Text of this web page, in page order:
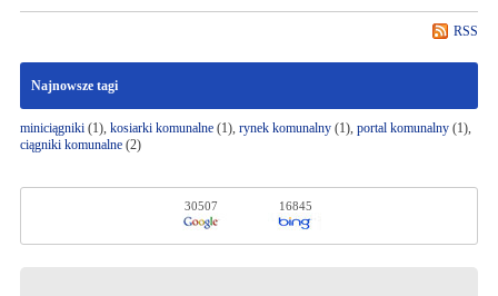
RSS
Najnowsze tagi
miniciągniki(1), kosiarki komunalne(1), rynek komunalny(1), portal komunalny(1),
ciągniki komunalne(2)
30507 16845